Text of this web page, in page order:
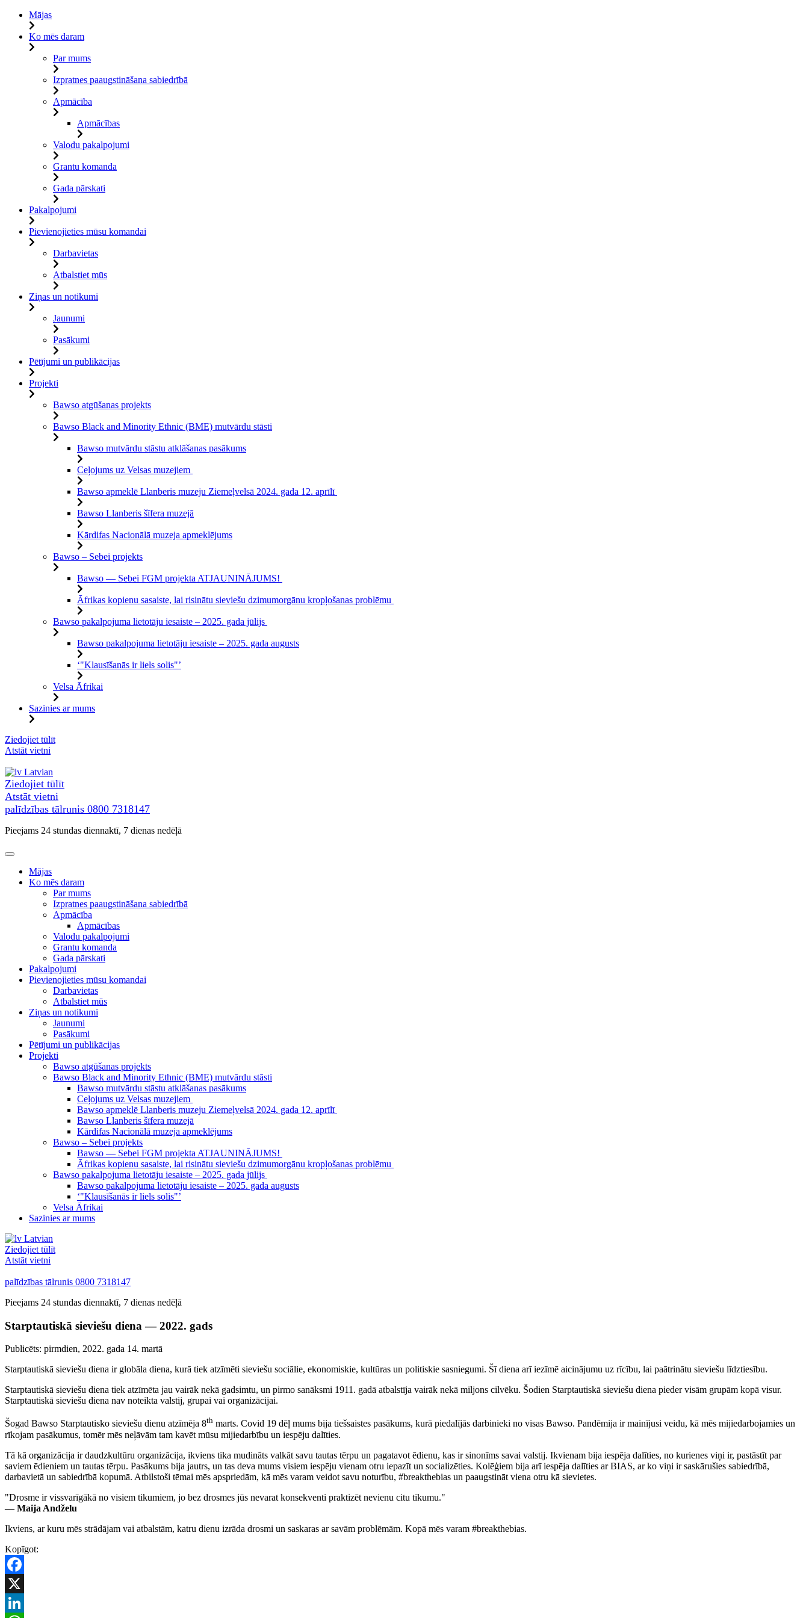
Mājas
Ko mēs daram
Par mums
Izpratnes paaugstināšana sabiedrībā
Apmācība
Apmācības
Valodu pakalpojumi
Grantu komanda
Gada pārskati
Pakalpojumi
Pievienojieties mūsu komandai
Darbavietas
Atbalstiet mūs
Ziņas un notikumi
Jaunumi
Pasākumi
Pētījumi un publikācijas
Projekti
Bawso atgūšanas projekts
Bawso Black and Minority Ethnic (BME) mutvārdu stāsti
Bawso mutvārdu stāstu atklāšanas pasākums
Ceļojums uz Velsas muzejiem
Bawso apmeklē Llanberis muzeju Ziemeļvelsā 2024. gada 12. aprīlī
Bawso Llanberis šīfera muzejā
Kārdifas Nacionālā muzeja apmeklējums
Bawso – Sebei projekts
Bawso — Sebei FGM projekta ATJAUNINĀJUMS!
Āfrikas kopienu sasaiste, lai risinātu sieviešu dzimumorgānu kropļošanas problēmu
Bawso pakalpojuma lietotāju iesaiste – 2025. gada jūlijs
Bawso pakalpojuma lietotāju iesaiste – 2025. gada augusts
‘"Klausīšanās ir liels solis"’
Velsa Āfrikai
Sazinies ar mums
Pāriet
uz
Ziedojiet tūlīt
Atstāt vietni
Latvian
Ziedojiet tūlīt
Atstāt vietni
palīdzības tālrunis 0800 7318147
Pieejams 24 stundas diennaktī, 7 dienas nedēļā
Mājas
Ko mēs daram
Par mums
Izpratnes paaugstināšana sabiedrībā
Apmācība
Apmācības
Valodu pakalpojumi
Grantu komanda
Gada pārskati
Pakalpojumi
Pievienojieties mūsu komandai
Darbavietas
Atbalstiet mūs
Ziņas un notikumi
Jaunumi
Pasākumi
Pētījumi un publikācijas
Projekti
Bawso atgūšanas projekts
Bawso Black and Minority Ethnic (BME) mutvārdu stāsti
Bawso mutvārdu stāstu atklāšanas pasākums
Ceļojums uz Velsas muzejiem
Bawso apmeklē Llanberis muzeju Ziemeļvelsā 2024. gada 12. aprīlī
Bawso Llanberis šīfera muzejā
Kārdifas Nacionālā muzeja apmeklējums
Bawso – Sebei projekts
Bawso — Sebei FGM projekta ATJAUNINĀJUMS!
Āfrikas kopienu sasaiste, lai risinātu sieviešu dzimumorgānu kropļošanas problēmu
Bawso pakalpojuma lietotāju iesaiste – 2025. gada jūlijs
Bawso pakalpojuma lietotāju iesaiste – 2025. gada augusts
‘"Klausīšanās ir liels solis"’
Velsa Āfrikai
Sazinies ar mums
Latvian
Ziedojiet tūlīt
Atstāt vietni
palīdzības tālrunis 0800 7318147
Pieejams 24 stundas diennaktī, 7 dienas nedēļā
Starptautiskā sieviešu diena — 2022. gads
Publicēts: pirmdien, 2022. gada 14. martā
Starptautiskā sieviešu diena ir globāla diena, kurā tiek atzīmēti sieviešu sociālie, ekonomiskie, kultūras un politiskie sasniegumi. Šī diena arī iezīmē aicinājumu uz rīcību, lai paātrinātu sieviešu līdztiesību.
Starptautiskā sieviešu diena tiek atzīmēta jau vairāk nekā gadsimtu, un pirmo sanāksmi 1911. gadā atbalstīja vairāk nekā miljons cilvēku. Šodien Starptautiskā sieviešu diena pieder visām grupām kopā visur.
Starptautiskā sieviešu diena nav noteikta valstij, grupai vai organizācijai.
Šogad Bawso Starptautisko sieviešu dienu atzīmēja 8th marts. Covid 19 dēļ mums bija tiešsaistes pasākums, kurā piedalījās darbinieki no visas Bawso. Pandēmija ir mainījusi veidu, kā mēs mijiedarbojamies un
rīkojam pasākumus, tomēr mēs neļāvām tam kavēt mūsu mijiedarbību un iespēju dalīties.
Tā kā organizācija ir daudzkultūru organizācija, ikviens tika mudināts valkāt savu tautas tērpu un pagatavot ēdienu, kas ir sinonīms savai valstij. Ikvienam bija iespēja dalīties, no kurienes viņi ir, pastāstīt par
saviem ēdieniem un tautas tērpu. Pasākums bija jautrs, un tas deva mums visiem iespēju vienam otru iepazīt un socializēties. Kolēģiem bija arī iespēja dalīties ar BIAS, ar ko viņi ir saskārušies sabiedrībā,
darbavietā un sabiedrībā kopumā. Atbilstoši tēmai mēs apspriedām, kā mēs varam veidot savu noturību, #breakthebias un paaugstināt viena otru kā sievietes.
"Drosme ir vissvarīgākā no visiem tikumiem, jo bez drosmes jūs nevarat konsekventi praktizēt nevienu citu tikumu."
― Maija Andželu
Ikviens, ar kuru mēs strādājam vai atbalstām, katru dienu izrāda drosmi un saskaras ar savām problēmām. Kopā mēs varam #breakthebias.
Kopīgot:
Facebook
X